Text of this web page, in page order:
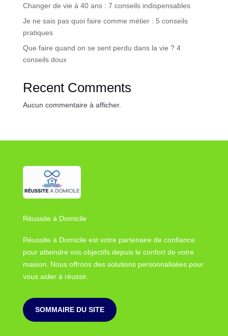
Changer de vie à 40 ans : 7 conseils indispensables
Je ne sais pas quoi faire comme métier : 5 conseils
pratiques
Que faire quand on se sent perdu dans la vie ? 4
conseils doux
Recent Comments
Aucun commentaire à afficher.
Réussite à Domicile
Réussite à Domicile est votre partenaire de confiance
pour atteindre vos objectifs depuis le confort de votre
maison. Nous offrons des solutions personnalisées pour
vous aider à réussir.
SOMMAIRE DU SITE